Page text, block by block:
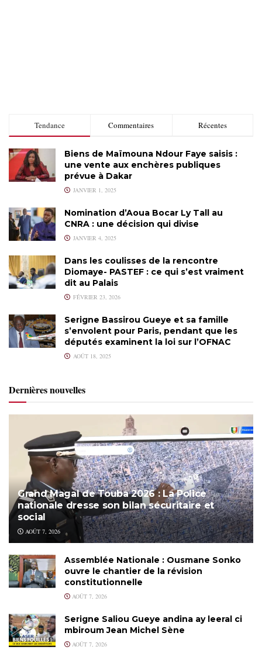
Tendance Commentaires Récentes
Biens de Maïmouna Ndour Faye saisis :
une vente aux enchères publiques
prévue à Dakar
JANVIER 1, 2025
Nomination d’Aoua Bocar Ly Tall au
CNRA : une décision qui divise
JANVIER 4, 2025
Dans les coulisses de la rencontre
Diomaye- PASTEF : ce qui s’est vraiment
dit au Palais
FÉVRIER 23, 2026
Serigne Bassirou Gueye et sa famille
s’envolent pour Paris, pendant que les
députés examinent la loi sur l’OFNAC
AOÛT 18, 2025
Dernières nouvelles
Grand Magal de Touba 2026 : La Police
nationale dresse son bilan sécuritaire et
social
AOÛT 7, 2026
Assemblée Nationale : Ousmane Sonko
ouvre le chantier de la révision
constitutionnelle
AOÛT 7, 2026
Serigne Saliou Gueye andina ay leeral ci
mbiroum Jean Michel Sène
AOÛT 7, 2026